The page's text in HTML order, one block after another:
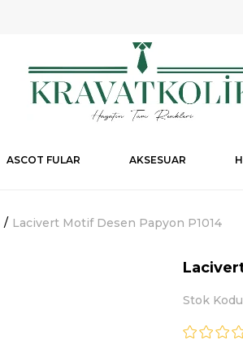
ASCOT FULAR AKSESUAR
Lacivert Motif Desen Papyon P1014
Stok Kodu